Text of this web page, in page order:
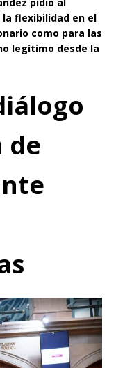
flexibilidad en el
como para las
legítimo desde la
de